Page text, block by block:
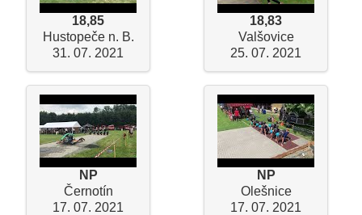
18,85
Hustopeče n. B.
31. 07. 2021
18,83
Valšovice
25. 07. 2021
NP
Černotín
17. 07. 2021
NP
Olešnice
17. 07. 2021